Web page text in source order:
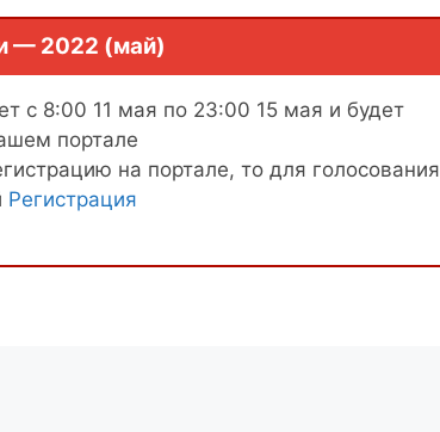
— 2022 (май)
с 8:00 11 мая по 23:00 15 мая и будет
портале
на портале, то для голосования
Регистрация